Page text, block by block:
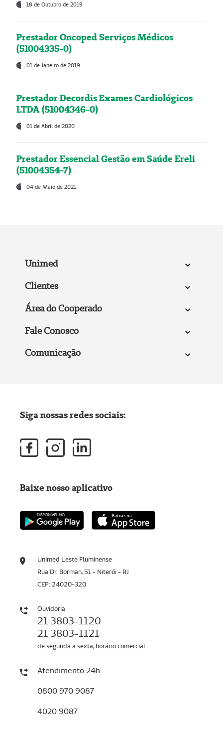
18 de Outubro de 2019
Prestador Oncoped Serviços Médicos
(51004335-0)
01 de Janeiro de 2019
Prestador Decordis Exames Cardiológicos
LTDA (51004346-0)
01 de Abril de 2020
Prestador Essencial Gestão em Saúde Ereli
(51004354-7)
04 de Maio de 2021
Unimed
Clientes
Área do Cooperado
Fale Conosco
Comunicação
Unimed Leste Fluminense
Rua Dr. Borman, 51 - Niterói - RJ
CEP: 24020-320
Ouvidoria
21 3803-1120
21 3803-1121
de segunda a sexta, horário comercial
Atendimento 24h
0800 970 9087
4020 9087
Siga nossas redes sociais:
Baixe nosso aplicativo